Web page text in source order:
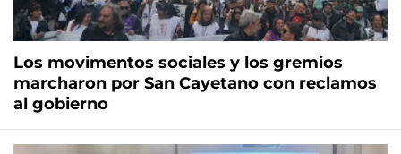
Los movimentos sociales y los gremios
marcharon por San Cayetano con reclamos
al gobierno